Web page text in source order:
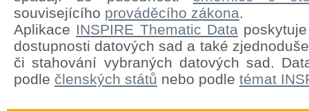
souvisejícího prováděcího zákona.
Aplikace INSPIRE Thematic Dataposkytuje
dostupnosti datových sad a také
či stahování vybraných datových sad.
podle členských států nebo podle témat